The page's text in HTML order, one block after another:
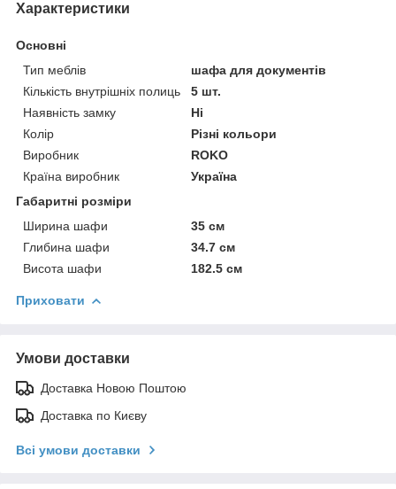
Характеристики
Основні
Тип меблів
шафа для документів
Кількість внутрішніх полиць
5 шт.
Наявність замку
Ні
Колір
Різні кольори
Виробник
ROKO
Країна виробник
Україна
Габаритні розміри
Ширина шафи
35 см
Глибина шафи
34.7 см
Висота шафи
182.5 см
Приховати
Умови доставки
Доставка Новою Поштою
Доставка по Києву
Всі умови доставки